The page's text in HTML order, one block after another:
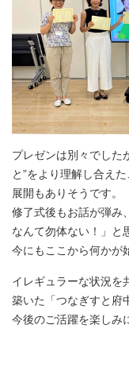
プレゼンは別々でした
と”をより理解し合え
展開もありそうです。
修了式後もお話が弾み
なんて勿体ない！」と
今にもここから何かが
イレギュラーな状況を
築いた「つなぎすと府
今後のご活躍を楽しみ